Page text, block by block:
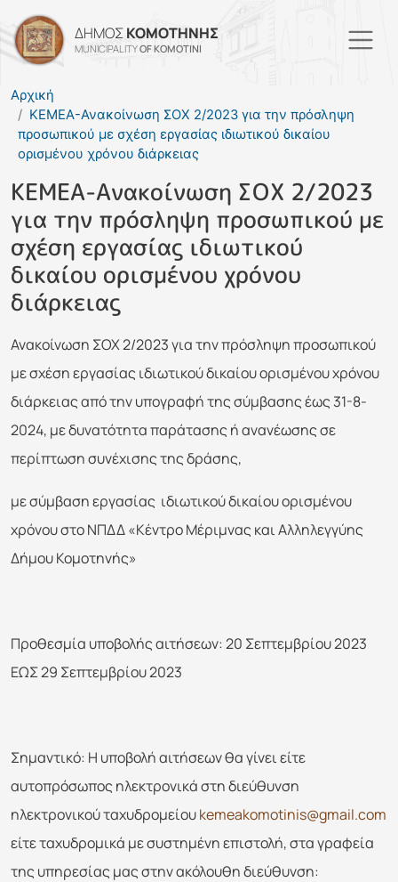
Παράκαμψη προς το
ΔΗΜΟΣΚΟΜΟΤΗΝΗΣ
MUNICIPALITYOF KOMOTINI
Αρχική
ΚΕΜΕΑ-Ανακοίνωση ΣΟΧ 2/2023 για την πρόσληψη
προσωπικού με σχέση εργασίας ιδιωτικού δικαίου
ορισμένου χρόνου διάρκειας
ΚΕΜΕΑ-Ανακοίνωση ΣΟΧ 2/2023
για την πρόσληψη προσωπικού με
σχέση εργασίας ιδιωτικού
δικαίου ορισμένου χρόνου
διάρκειας
Ανακοίνωση ΣΟΧ 2/2023 για την πρόσληψη προσωπικού
με σχέση εργασίας ιδιωτικού δικαίου ορισμένου χρόνου
διάρκειας από την υπογραφή της σύμβασης έως 31-8-
2024, με δυνατότητα παράτασης ή ανανέωσης σε
περίπτωση συνέχισης της δράσης,
με σύμβαση εργασίας ιδιωτικού δικαίου ορισμένου
χρόνου στο ΝΠΔΔ «Κέντρο Μέριμνας και Αλληλεγγύης
Δήμου Κομοτηνής»
Προθεσμία υποβολής αιτήσεων: 20 Σεπτεμβρίου 2023
ΕΩΣ 29 Σεπτεμβρίου 2023
Σημαντικό: Η υποβολή αιτήσεων θα γίνει είτε
αυτοπρόσωπος ηλεκτρονικά στη διεύθυνση
ηλεκτρονικού ταχυδρομείουkemeakomotinis@gmail.com
είτε ταχυδρομικά με συστημένη επιστολή, στα γραφεία
της υπηρεσίας μας στην ακόλουθη διεύθυνση: